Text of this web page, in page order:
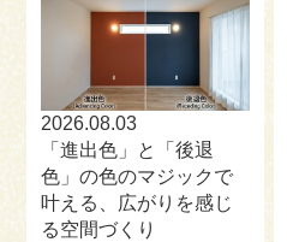
2026.08.03
「進出色」と「後退
色」の色のマジックで
叶える、広がりを感じ
る空間づくり